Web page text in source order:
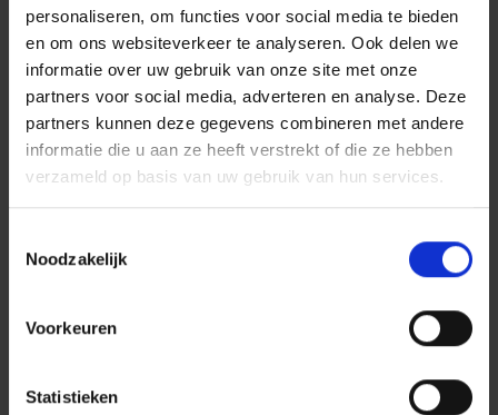
personaliseren, om functies voor social media te bieden
en om ons websiteverkeer te analyseren. Ook delen we
informatie over uw gebruik van onze site met onze
partners voor social media, adverteren en analyse. Deze
partners kunnen deze gegevens combineren met andere
informatie die u aan ze heeft verstrekt of die ze hebben
verzameld op basis van uw gebruik van hun services.
Noodzakelijk
Voorkeuren
Statistieken